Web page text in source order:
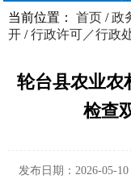
当前位置： 首页 /政
开 /行政许可／行政
轮台县农业农
检查
发布日期：2026-05-10